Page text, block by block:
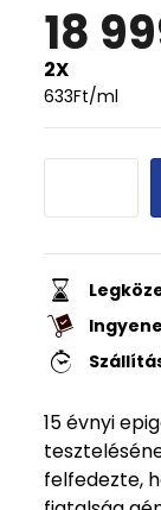
18
2X
633Ft/ml
15 évnyi
felfedezte,